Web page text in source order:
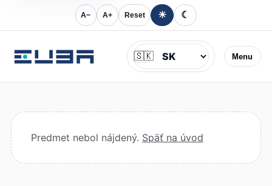
A− A+ Reset ☀ ☾
Menu
Jazyk
🇸🇰
Predmet nebol nájdený. Späť na úvod